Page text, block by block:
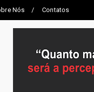
Nós Contatos